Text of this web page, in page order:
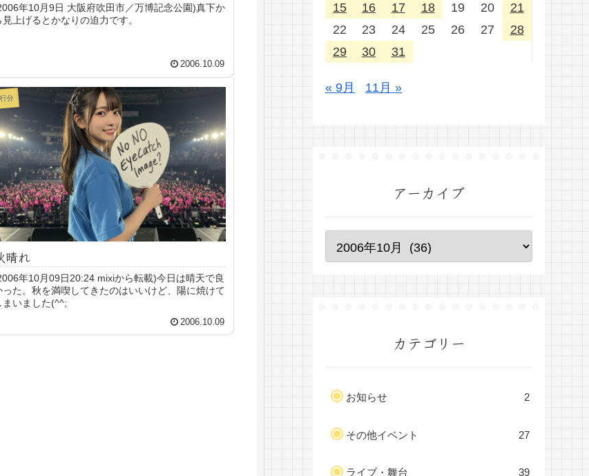
年10月9日 大阪府吹田市／万博記念公園)真下か
見上げるとかなりの迫力です。
2006.10.09
分
晴れ
年10月09日20:24 mixiから転載)今日は晴天で良
った。秋を満喫してきたのはいいけど、陽に焼けて
まいました(^^;
2006.10.09
15
16 17 18 19 20
21
22
23 24 25 26 27
28
29
30 31
« 9月 11月 »
アーカイブ
カテゴリー
お知らせ 2
その他イベント 27
ライブ・舞台 39